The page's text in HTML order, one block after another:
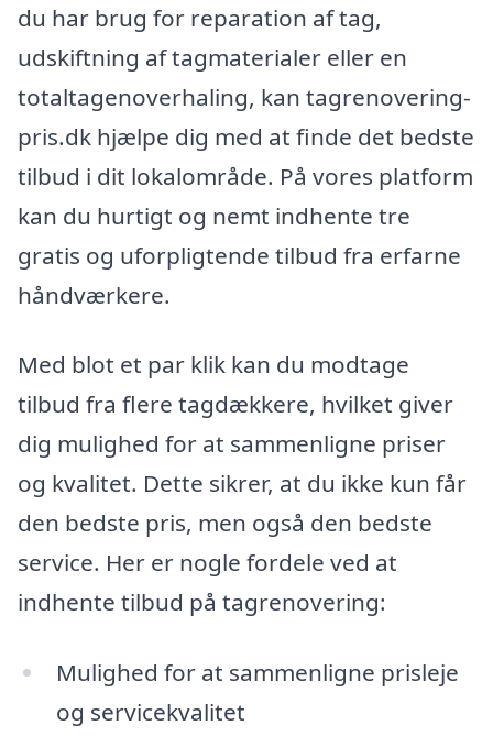
du har brug for reparation af tag,
udskiftning af tagmaterialer eller en
totaltagenoverhaling, kan tagrenovering-
pris.dk hjælpe dig med at finde det bedste
tilbud i dit lokalområde. På vores platform
kan du hurtigt og nemt indhente tre
gratis og uforpligtende tilbud fra erfarne
håndværkere.
Med blot et par klik kan du modtage
tilbud fra flere tagdækkere, hvilket giver
dig mulighed for at sammenligne priser
og kvalitet. Dette sikrer, at du ikke kun får
den bedste pris, men også den bedste
service. Her er nogle fordele ved at
indhente tilbud på tagrenovering:
Mulighed for at sammenligne prisleje
og servicekvalitet